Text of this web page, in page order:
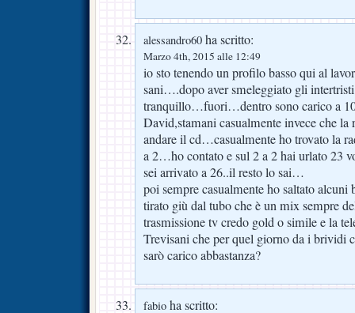
alessandro60 ha scritto:
Marzo 4th, 2015 alle 12:49
io sto tenendo un profilo basso qui al
sani….dopo aver smeleggiato gli
tranquillo…fuori…dentro sono carico a
David,stamani casualmente invece che
andare il cd…casualmente ho trovato la
a 2…ho contato e sul 2 a 2 hai urlato 23
sei arrivato a 26..il resto lo sai…
poi sempre casualmente ho saltato
tirato giù dal tubo che è un mix sempre
trasmissione tv credo gold o simile e la
Trevisani che per quel giorno da i brividi
sarò carico abbastanza?
fabio ha scritto: